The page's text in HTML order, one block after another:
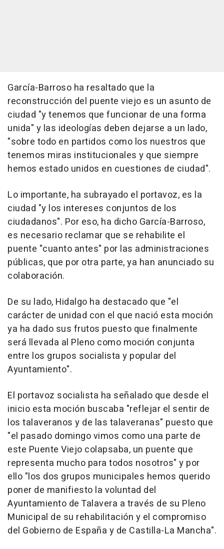
García-Barroso ha resaltado que la
reconstrucción del puente viejo es un asunto de
ciudad "y tenemos que funcionar de una forma
unida" y las ideologías deben dejarse a un lado,
"sobre todo en partidos como los nuestros que
tenemos miras institucionales y que siempre
hemos estado unidos en cuestiones de ciudad".
Lo importante, ha subrayado el portavoz, es la
ciudad "y los intereses conjuntos de los
ciudadanos". Por eso, ha dicho García-Barroso,
es necesario reclamar que se rehabilite el
puente "cuanto antes" por las administraciones
públicas, que por otra parte, ya han anunciado su
colaboración.
De su lado, Hidalgo ha destacado que "el
carácter de unidad con el que nació esta moción
ya ha dado sus frutos puesto que finalmente
será llevada al Pleno como moción conjunta
entre los grupos socialista y popular del
Ayuntamiento".
El portavoz socialista ha señalado que desde el
inicio esta moción buscaba "reflejar el sentir de
los talaveranos y de las talaveranas" puesto que
"el pasado domingo vimos como una parte de
este Puente Viejo colapsaba, un puente que
representa mucho para todos nosotros" y por
ello "los dos grupos municipales hemos querido
poner de manifiesto la voluntad del
Ayuntamiento de Talavera a través de su Pleno
Municipal de su rehabilitación y el compromiso
del Gobierno de España y de Castilla-La Mancha".